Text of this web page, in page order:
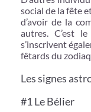
social de la fête
d’avoir de la
autres. C’est
s’inscrivent
fêtards du
Les signes
#1 Le Bélier